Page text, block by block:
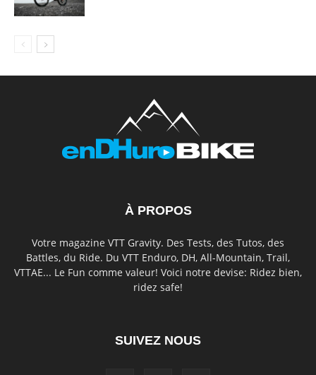
À PROPOS
Votre magazine VTT Gravity. Des Tests, des Tutos, des
Battles, du Ride. Du VTT Enduro, DH, All-Mountain, Trail,
VTTAE... Le Fun comme valeur! Voici notre devise: Ridez bien,
ridez safe!
SUIVEZ NOUS